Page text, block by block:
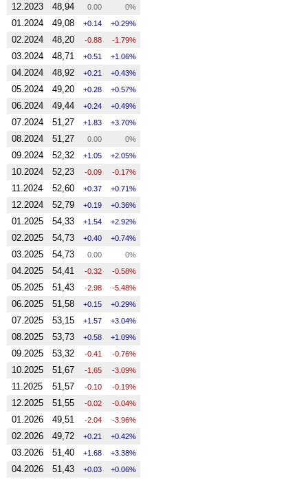
12.2023 48,94 0.00 0%
01.2024 49,08 0.14 0.29%
02.2024 48,20 -0.88 -1.79%
03.2024 48,71 0.51 1.06%
04.2024 48,92 0.21 0.43%
05.2024 49,20 0.28 0.57%
06.2024 49,44 0.24 0.49%
07.2024 51,27 1.83 3.70%
08.2024 51,27 0.00 0%
09.2024 52,32 1.05 2.05%
10.2024 52,23 -0.09 -0.17%
11.2024 52,60 0.37 0.71%
12.2024 52,79 0.19 0.36%
01.2025 54,33 1.54 2.92%
02.2025 54,73 0.40 0.74%
03.2025 54,73 0.00 0%
04.2025 54,41 -0.32 -0.58%
05.2025 51,43 -2.98 -5.48%
06.2025 51,58 0.15 0.29%
07.2025 53,15 1.57 3.04%
08.2025 53,73 0.58 1.09%
09.2025 53,32 -0.41 -0.76%
10.2025 51,67 -1.65 -3.09%
11.2025 51,57 -0.10 -0.19%
12.2025 51,55 -0.02 -0.04%
01.2026 49,51 -2.04 -3.96%
02.2026 49,72 0.21 0.42%
03.2026 51,40 1.68 3.38%
04.2026 51,43 0.03 0.06%